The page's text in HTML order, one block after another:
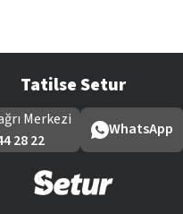
Tatilse Setur
Merkezi
28 22
WhatsApp